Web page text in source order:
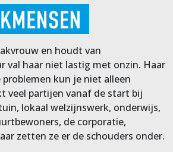
en houdt van
val haar niet lastig met onzin. Haar
kun je niet alleen
veel partijen vanaf de start bij
lokaal welzijnswerk, onderwijs,
de corporatie,
zetten ze er de schouders onder.